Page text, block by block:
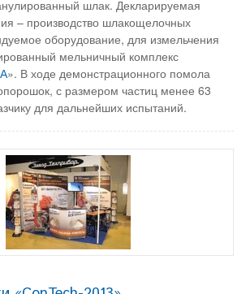
шлак. Декларируемая
– производство шлакощелочных
оборудование, для измельчения
мельничный комплекс
». В ходе демонстрационного помола
с размером частиц менее 63
для дальнейших испытаний.